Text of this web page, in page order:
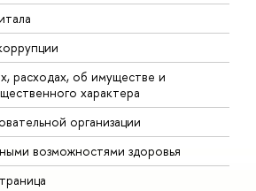
расходах, об имуществе и
характера
организации
возможностями здоровья